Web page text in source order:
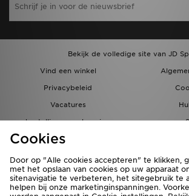
Bekijk de volledige site van JD
Vind een winkel
Privacybeleid
Vacatures
bestellingen en levering
Partnerprogramma
Cookies
Door op "Alle cookies accepteren" te klikken,
met het opslaan van cookies op uw apparaat
sitenavigatie te verbeteren, het sitegebruik te
helpen bij onze marketinginspanningen.